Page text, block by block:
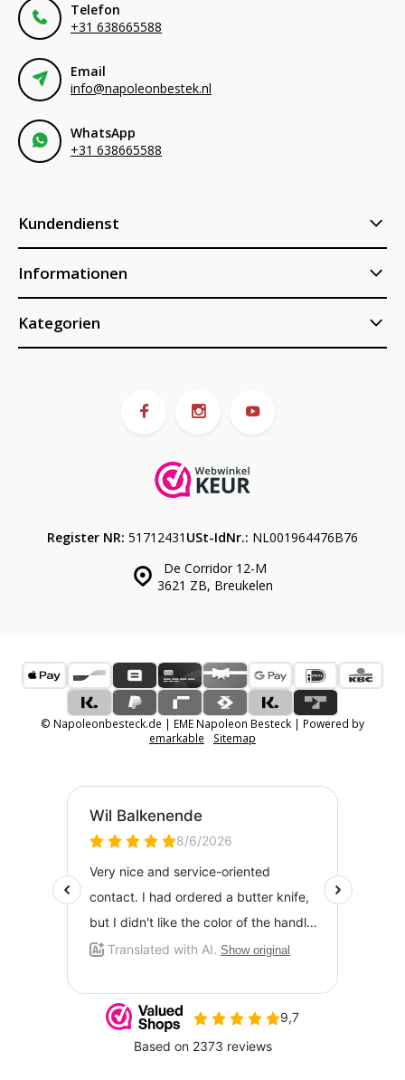
Telefon
+31 638665588
Email
info@napoleonbestek.nl
WhatsApp
+31 638665588
Kundendienst
Informationen
Kategorien
De Corridor 12-M
3621 ZB, Breukelen
Register NR: 51712431 USt-IdNr.: NL001964476B76
© Napoleonbesteck.de | EME Napoleon Besteck | Powered by
emarkable
Sitemap